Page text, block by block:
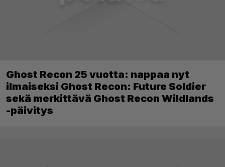
Ghost Recon 25 vuotta: nappaa nyt
ilmaiseksi Ghost Recon: Future Soldier
sekä merkittävä Ghost Recon Wildlands
-päivitys